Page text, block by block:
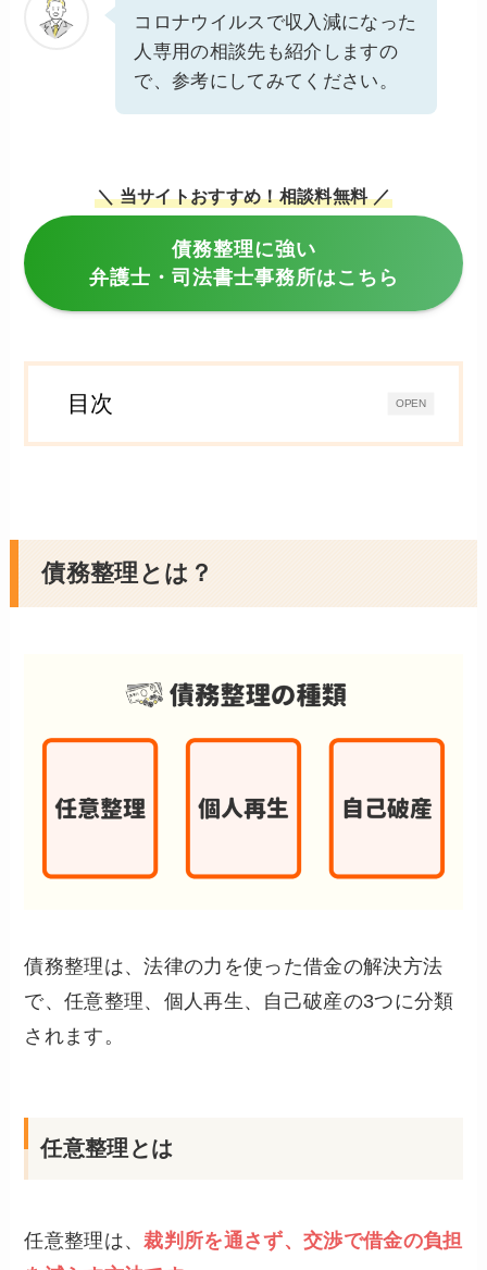
コロナウイルスで収入減になった
人専用の相談先も紹介しますの
で、参考にしてみてください。
＼ 当サイトおすすめ！相談料無料 ／
債務整理に強い
弁護士・司法書士事務所はこちら
OPEN
目次
債務整理とは？
債務整理は、法律の力を使った借金の解決方法
で、任意整理、個人再生、自己破産の3つに分類
されます。
任意整理とは
任意整理は、裁判所を通さず、交渉で借金の負担